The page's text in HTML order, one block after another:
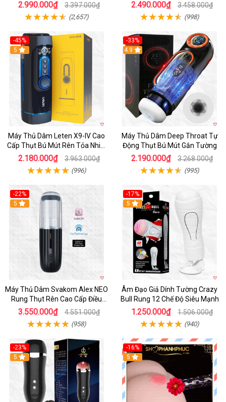
2.990.000₫ 3.397.000₫
(2,657)
2.490.000₫ 3.458.000₫
(998)
-45%
Hot
5
Máy Thủ Dâm Leten X9-IV Cao
Cấp Thụt Bú Mút Rên Tỏa Nhiệt
Sạc Pin
2.180.000₫ 3.963.000₫
(996)
-33%
Hot
4.9
Máy Thủ Dâm Deep Throat Tự
Động Thụt Bú Mút Gắn Tường
2.190.000₫ 3.268.000₫
(995)
-22%
5
Máy Thủ Dâm Svakom Alex NEO
Rung Thụt Rên Cao Cấp Điều
Khiển App
3.550.000₫ 4.551.000₫
(958)
-17%
5
Âm Đạo Giả Dính Tường Crazy
Bull Rung 12 Chế Độ Siêu Mạnh
1.250.000₫ 1.506.000₫
(940)
-23%
5
-16%
5